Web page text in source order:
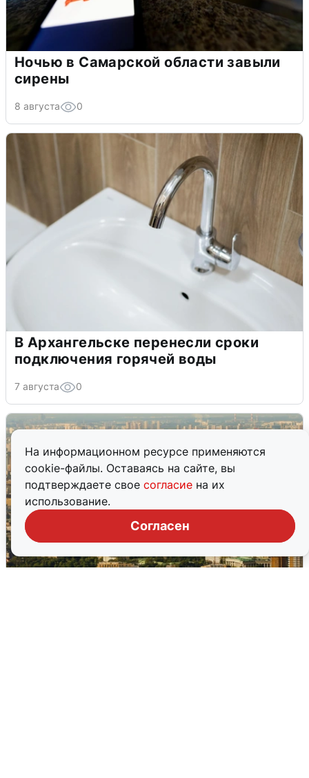
На информационном ресурсе применяются
cookie-файлы. Оставаясь на сайте, вы
подтверждаете свое согласие на их
использование.
Согласен
Ночью в Самарской области завыли
сирены
8 августа 0
В Архангельске перенесли сроки
подключения горячей воды
7 августа 0